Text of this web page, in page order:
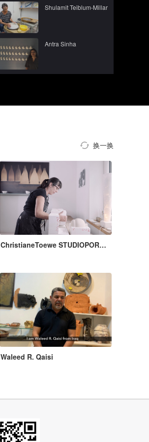
Shulamit Teiblum-Millar
Antra Sinha
换一换
ChristianeToewe STUDIOPORCELAIN
Waleed R. Qaisi